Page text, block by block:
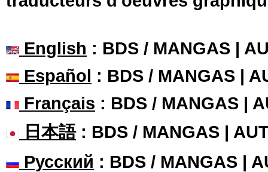
English : BDS / MANGAS |
Español : BDS / MANGAS |
Français : BDS / MANGAS |
日本語: BDS / MANGAS |
Русский : BDS / MANGAS |